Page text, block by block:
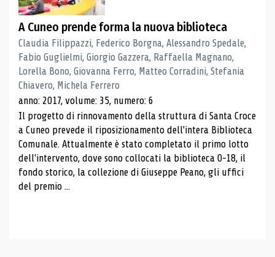
A Cuneo prende forma la nuova biblioteca
Claudia Filippazzi, Federico Borgna, Alessandro Spedale,
Fabio Guglielmi, Giorgio Gazzera, Raffaella Magnano,
Lorella Bono, Giovanna Ferro, Matteo Corradini, Stefania
Chiavero, Michela Ferrero
anno: 2017, volume: 35, numero: 6
Il progetto di rinnovamento della struttura di Santa Croce
a Cuneo prevede il riposizionamento dell'intera Biblioteca
Comunale. Attualmente è stato completato il primo lotto
dell'intervento, dove sono collocati la biblioteca 0-18, il
fondo storico, la collezione di Giuseppe Peano, gli uffici
del premio ...